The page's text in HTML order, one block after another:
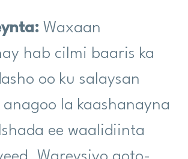
Waxaan
hab cilmi baaris ka
oo ku salaysan
la kaashanayna
ee waalidiinta